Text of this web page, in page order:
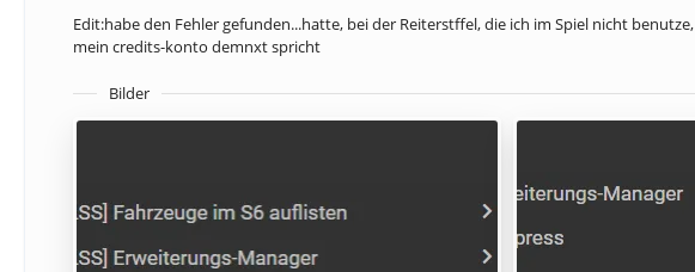
Edit:habe den Fehler gefunden...hatte, bei der Reiterstffel, die ich im Spiel nicht
mein credits-konto demnxt spricht
Bilder